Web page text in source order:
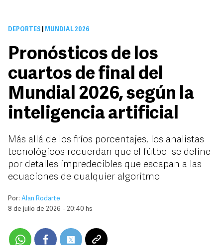
DEPORTES MUNDIAL 2026
Pronósticos de los
cuartos de final del
Mundial 2026, según la
inteligencia artificial
Más allá de los fríos porcentajes, los analistas
tecnológicos recuerdan que el fútbol se define
por detalles impredecibles que escapan a las
ecuaciones de cualquier algoritmo
Por: Alan Rodarte
8 de julio de 2026 - 20:40 hs